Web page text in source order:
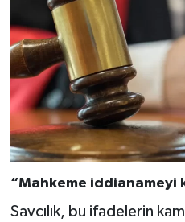
“Mahkeme iddianameyi
Savcılık, bu ifadelerin